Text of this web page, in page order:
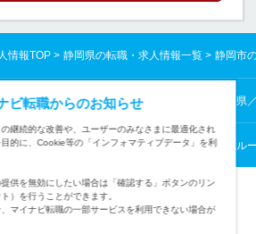
情報TOP 静岡県の転職・求人情報一覧 静岡市
情報TOP 静岡県の転職・求人情報一覧 静岡県
営業の転職・求人情報一覧 営業・代理店営業・ル
ビ転職からのお知らせ
継続的な改善や、ユーザーのみなさまに最適化され
的に、Cookie等の「インフォマティブデータ」を利
供を無効にしたい場合は「確認する」ボタンのリン
）を行うことができます。
マイナビ転職の一部サービスを利用できない場合が